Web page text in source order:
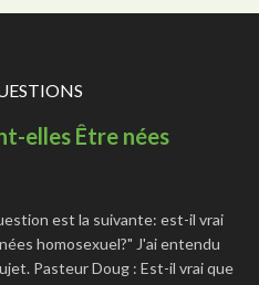
elles Être nées
est la suivante: est-il vrai
homosexuel?" J'ai entendu
Pasteur Doug : Est-il vrai que